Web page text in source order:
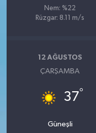
Nem: %22
Rüzgar: 8.11 m/s
12 AĞUSTOS
ÇARŞAMBA
37°
Güneşli